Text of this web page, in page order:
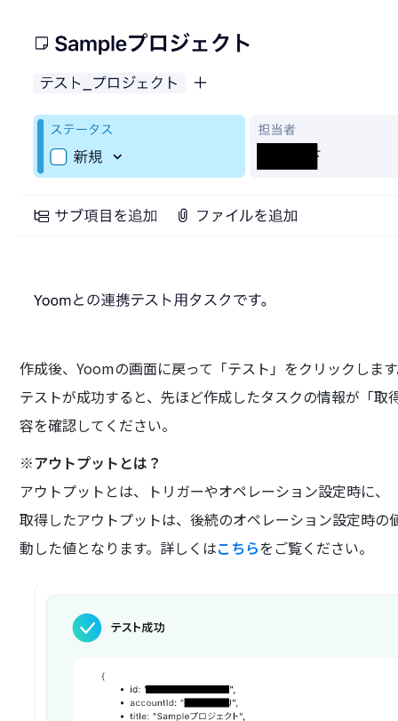
作成後、Yoomの画面に戻って「テスト」をクリックしま
テストが成功すると、先ほど作成したタスクの情報が「
容を確認してください。
※アウトプットとは？
アウトプットとは、トリガーやオペレーション設定時に
取得したアウトプットは、後続のオペレーション設定時
動した値となります。詳しくはこちらをご覧ください。